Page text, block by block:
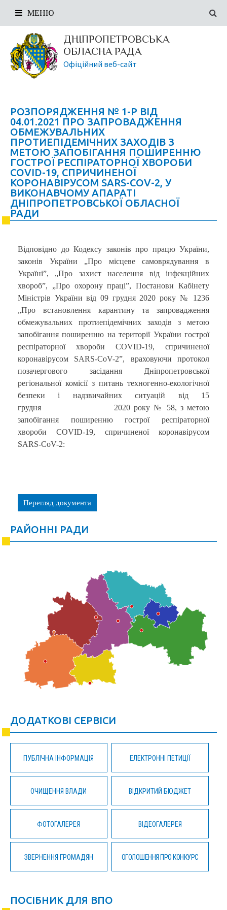
ДНІПРОПЕТРОВСЬКА
ОБЛАСНА РАДА
Офіційний веб-сайт
МЕНЮ
РОЗПОРЯДЖЕННЯ № 1-Р ВІД
04.01.2021 ПРО ЗАПРОВАДЖЕННЯ
ОБМЕЖУВАЛЬНИХ
ПРОТИЕПІДЕМІЧНИХ ЗАХОДІВ З
МЕТОЮ ЗАПОБІГАННЯ ПОШИРЕННЮ
ГОСТРОЇ РЕСПІРАТОРНОЇ ХВОРОБИ
COVID-19, СПРИЧИНЕНОЇ
КОРОНАВІРУСОМ SARS-COV-2, У
ВИКОНАВЧОМУ АПАРАТІ
ДНІПРОПЕТРОВСЬКОЇ ОБЛАСНОЇ
РАДИ
Відповідно до Кодексу законів про працю України,
законів України „Про місцеве самоврядування в
Україні”, „Про захист населення від інфекційних
хвороб”, „Про охорону праці”, Постанови Кабінету
Міністрів України від 09 грудня 2020 року № 1236
„Про встановлення карантину та запровадження
обмежувальних протиепідемічних заходів з метою
запобігання поширенню на території України гострої
респіраторної хвороби COVID-19, спричиненої
коронавірусом SARS-CoV-2”, враховуючи протокол
позачергового засідання Дніпропетровської
регіональної комісії з питань техногенно-екологічної
безпеки і надзвичайних ситуацій від 15
грудня 2020 року № 58, з метою
запобігання поширенню гострої респіраторної
хвороби COVID-19, спричиненої коронавірусом
SARS-CoV-2:
Перегляд документа
РАЙОННІ РАДИ
ДОДАТКОВІ СЕРВІСИ
ПУБЛІЧНА ІНФОРМАЦІЯ ЕЛЕКТРОННІ ПЕТИЦІЇ
ОЧИЩЕННЯ ВЛАДИ ВІДКРИТИЙ БЮДЖЕТ
ФОТОГАЛЕРЕЯ ВІДЕОГАЛЕРЕЯ
ЗВЕРНЕННЯ ГРОМАДЯН ОГОЛОШЕННЯ ПРО КОНКУРС
ПОСІБНИК ДЛЯ ВПО